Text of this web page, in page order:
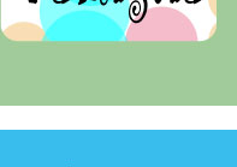
Teatro in famiglia